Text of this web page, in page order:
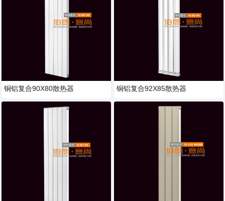
铜铝复合90X80散热器 铜铝复合92X85散热器